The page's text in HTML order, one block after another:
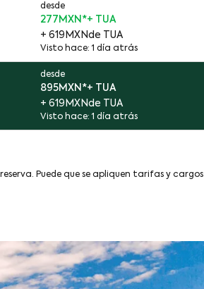
desde
277MXN *
+ 619MXNde TUA
Visto hace: 1 día atrás
desde
895MXN *
+ 619MXNde TUA
Visto hace: 1 día atrás
Puede que se apliquen tarifas y cargos